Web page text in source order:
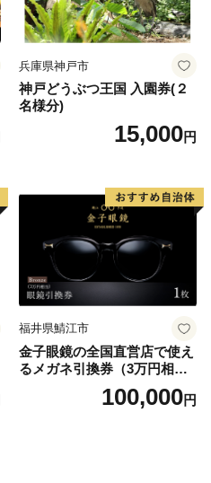
兵庫県神戸市
神戸どうぶつ王国 入園券(２
名様分)
15,000円
福井県鯖江市
金子眼鏡の全国直営店で使え
るメガネ引換券（3万円相
100,000円